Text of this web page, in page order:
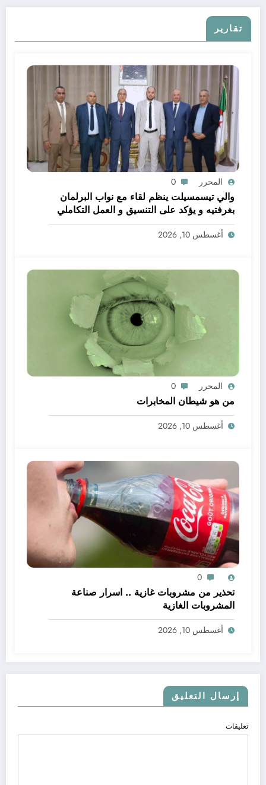
تقارير
المحرر 0
والي تيسمسيلت ينظم لقاء مع نواب البرلمان
بغرفتيه و يؤكد على التنسيق و العمل التكاملي
خدمة للتنمية و المواطن
أغسطس 10, 2026
المحرر 0
من هو شيطان المخابرات
أغسطس 10, 2026
0
تحذير من مشروبات غازية .. اسرار صناعة
المشروبات الغازية
أغسطس 10, 2026
إرسال التعليق
تعليقات